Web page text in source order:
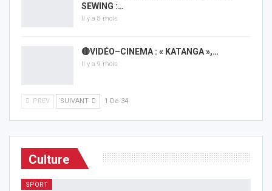
SEWING :…
Il y a 8 mois
🔴VIDÉO–CINEMA : « KATANGA »,…
Il y a 9 mois
PREV SUIVANT 1 De 34
Culture
SPORT